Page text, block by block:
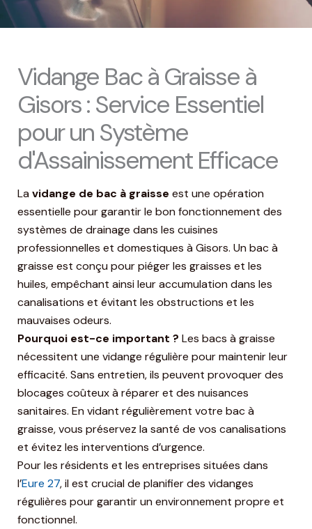
Vidange Bac à Graisse à
Gisors : Service Essentiel
pour un Système
d'Assainissement Efficace
Lavidange de bac à graisse est une opération
essentielle pour garantir le bon fonctionnement des
systèmes de drainage dans les cuisines
professionnelles et domestiques à Gisors. Un bac à
graisse est conçu pour piéger les graisses et les
huiles, empêchant ainsi leur accumulation dans les
canalisations et évitant les obstructions et les
mauvaises odeurs.
Pourquoi est-ce important ? Les bacs à graisse
nécessitent une vidange régulière pour maintenir leur
efficacité. Sans entretien, ils peuvent provoquer des
blocages coûteux à réparer et des nuisances
sanitaires. En vidant régulièrement votre bac à
graisse, vous préservez la santé de vos canalisations
et évitez les interventions d’urgence.
Pour les résidents et les entreprises situées dans
l’Eure 27, il est crucial de planifier des vidanges
régulières pour garantir un environnement propre et
fonctionnel.